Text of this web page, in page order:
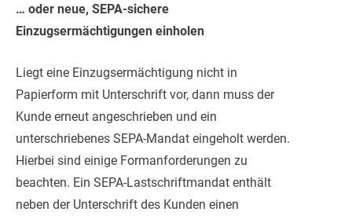
… oder neue, SEPA-sichere
Einzugsermächtigungen einholen
Liegt eine Einzugsermächtigung nicht in
Papierform mit Unterschrift vor, dann muss der
Kunde erneut angeschrieben und ein
unterschriebenes SEPA-Mandat eingeholt werden.
Hierbei sind einige Formanforderungen zu
beachten. Ein SEPA-Lastschriftmandat enthält
neben der Unterschrift des Kunden einen